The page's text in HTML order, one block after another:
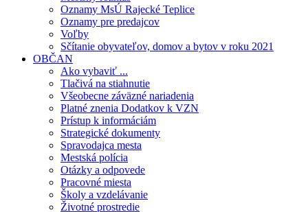
Oznamy MsÚ Rajecké Teplice
Oznamy pre predajcov
Voľby
Sčítanie obyvateľov, domov a bytov v roku 2021
OBČAN
Ako vybaviť ...
Tlačivá na stiahnutie
Všeobecne záväzné nariadenia
Platné znenia Dodatkov k VZN
Prístup k informáciám
Strategické dokumenty
Spravodajca mesta
Mestská polícia
Otázky a odpovede
Pracovné miesta
Školy a vzdelávanie
Životné prostredie